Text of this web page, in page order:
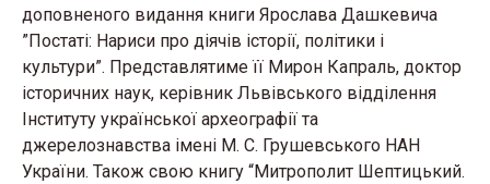
доповненого видання книги Ярослава Дашкевича
”Постаті: Нариси про діячів історії, політики і
культури”. Представлятиме її Мирон Капраль, доктор
історичних наук, керівник Львівського відділення
Інституту української археографії та
джерелознавства імені М. С. Грушевського НАН
України. Також свою книгу “Митрополит Шептицький.